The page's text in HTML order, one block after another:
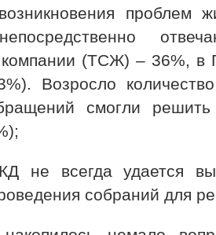
проблем
(ТСЖ) – 36%, в
Возросло
смогли
не всегда удается
собраний для